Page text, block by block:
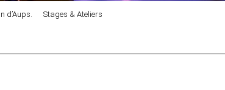
d’Aups. Stages & Ateliers